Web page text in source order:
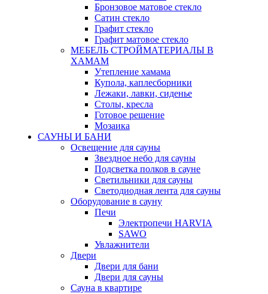
Бронзовое матовое стекло
Сатин стекло
Графит стекло
Графит матовое стекло
МЕБЕЛЬ СТРОЙМАТЕРИАЛЫ В
ХАМАМ
Утепление хамама
Купола, каплесборники
Лежаки, лавки, сиденье
Столы, кресла
Готовое решение
Мозаика
САУНЫ И БАНИ
Освещение для сауны
Звездное небо для сауны
Подсветка полков в сауне
Светильники для сауны
Светодиодная лента для сауны
Оборудование в сауну
Печи
Электропечи HARVIA
SAWO
Увлажнители
Двери
Двери для бани
Двери для сауны
Сауна в квартире